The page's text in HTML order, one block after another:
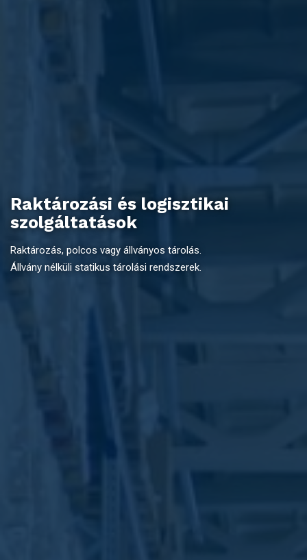
Raktározási és logisztikai
szolgáltatások
Raktározás, polcos vagy állványos tárolás.
Állvány nélküli statikus tárolási rendszerek.